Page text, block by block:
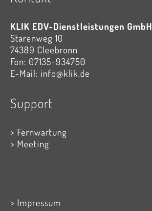
KLIK EDV-Dienstleistungen GmbH
Starenweg 10
74389 Cleebronn
Fon: 07135-934750
E-Mail: info@klik.de
Support
Fernwartung
Meeting
Impressum